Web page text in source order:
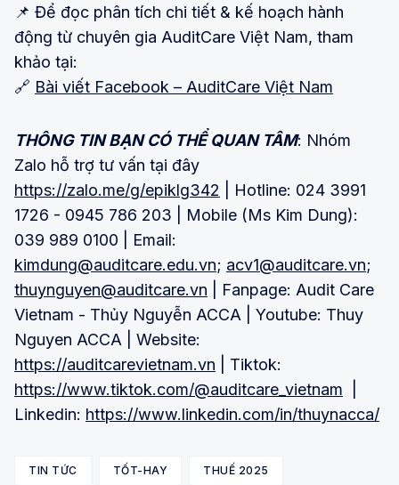
📌 Để đọc phân tích chi tiết & kế hoạch hành
động từ chuyên gia AuditCare Việt Nam, tham
khảo tại:
🔗 Bài viết Facebook – AuditCare Việt Nam
THÔNG TIN BẠN CÓ THỂ QUAN TÂM: Nhóm
Zalo hỗ trợ tư vấn tại đây
https://zalo.me/g/epiklg342 | Hotline: 024 3991
1726 - 0945 786 203 | Mobile (Ms Kim Dung):
039 989 0100 | Email:
kimdung@auditcare.edu.vn; acv1@auditcare.vn;
thuynguyen@auditcare.vn | Fanpage: Audit Care
Vietnam - Thủy Nguyễn ACCA | Youtube: Thuy
Nguyen ACCA | Website:
https://auditcarevietnam.vn | Tiktok:
https://www.tiktok.com/@auditcare_vietnam
Linkedin: https://www.linkedin.com/in/thuynacca/
TIN TỨC TỐT-HAY THUẾ 2025